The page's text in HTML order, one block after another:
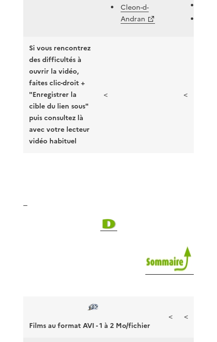
Cleon-d-
Andran
Si vous rencontrez
des difficultés à
ouvrir la vidéo,
faites clic-droit +
"Enregistrer la
cible du lien sous"
puis consultez là
avec votre lecteur
vidéo habituel
< <
Films au format AVI - 1 à 2 Mo/fichier
< <